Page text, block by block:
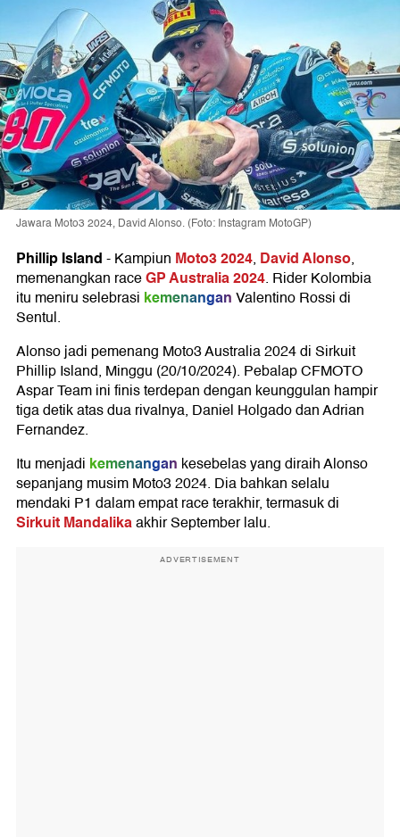
Jawara Moto3 2024, David Alonso. (Foto: Instagram MotoGP)
Phillip Island-Kampiun Moto3 2024, David Alonso,
memenangkan raceGP Australia 2024. Rider Kolombia
itu meniru selebrasi kemenanganValentino Rossi di
Sentul.
Alonso jadi pemenang Moto3 Australia 2024 di Sirkuit
Phillip Island, Minggu (20/10/2024). Pebalap CFMOTO
Aspar Team ini finis terdepan dengan keunggulan hampir
tiga detik atas dua rivalnya, Daniel Holgado dan Adrian
Fernandez.
Itu menjadi kemenangan kesebelas yang diraih Alonso
sepanjang musim Moto3 2024. Dia bahkan selalu
mendaki P1 dalam empat race terakhir, termasuk di
Sirkuit Mandalikaakhir September lalu.
ADVERTISEMENT